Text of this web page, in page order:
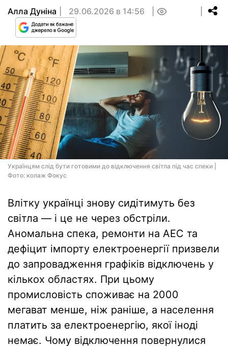
Алла Дуніна 29.06.2026 в 14:56
Українцям слід бути готовими до відключення світла під час спеки |
Фото: колаж Фокус
Влітку українці знову сидітимуть без
світла — і це не через обстріли.
Аномальна спека, ремонти на АЕС та
дефіцит імпорту електроенергії призвели
до запровадження графіків відключень у
кількох областях. При цьому
промисловість споживає на 2000
мегават менше, ніж раніше, а населення
платить за електроенергію, якої іноді
немає. Чому відключення повернулися